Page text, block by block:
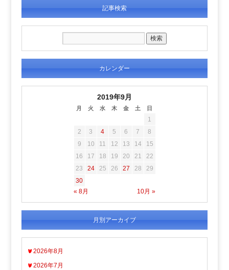
記事検索
カレンダー
2019年9月
月 火 水 木 金 土 日
« 8月 10月 »
1
2
3 4 5 6 7
8
9
10 11 12 13 14
15
16
17 18 19 20 21
22
23
24 25 26 27 28
29
30
月別アーカイブ
2026年8月
2026年7月